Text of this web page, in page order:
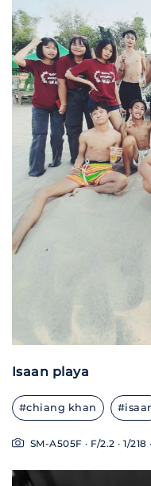
Isaan playa
#chiang khan
SM-A505F · F/2.2 · 1/218